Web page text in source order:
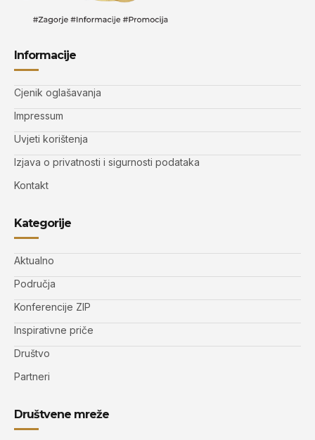
Informacije
Cjenik oglašavanja
Impressum
Uvjeti korištenja
Izjava o privatnosti i sigurnosti podataka
Kontakt
Kategorije
Aktualno
Područja
Konferencije ZIP
Inspirativne priče
Društvo
Partneri
Društvene mreže